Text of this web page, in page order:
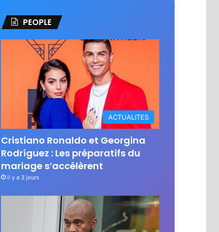
PEOPLE
ACTUALITES
Cristiano Ronaldo et Georgina
Rodríguez : Les préparatifs du
mariage s’accélèrent
il y a 3 jours